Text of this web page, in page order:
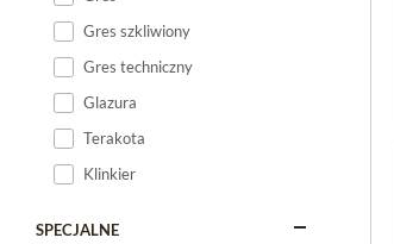
Gres szkliwiony
Gres techniczny
Glazura
Terakota
Klinkier
SPECJALNE